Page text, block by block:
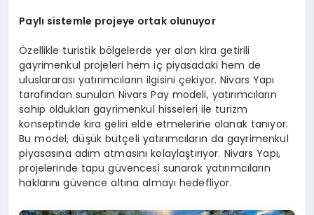
Paylı sistemle projeye ortak olunuyor
Özellikle turistik bölgelerde yer alan kira getirili
gayrimenkul projeleri hem iç piyasadaki hem de
uluslararası yatırımcıların ilgisini çekiyor. Nivars Yapı
tarafından sunulan Nivars Pay modeli, yatırımcıların
sahip oldukları gayrimenkul hisseleri ile turizm
konseptinde kira geliri elde etmelerine olanak tanıyor.
Bu model, düşük bütçeli yatırımcıların da gayrimenkul
piyasasına adım atmasını kolaylaştırıyor. Nivars Yapı,
projelerinde tapu güvencesi sunarak yatırımcıların
haklarını güvence altına almayı hedefliyor.